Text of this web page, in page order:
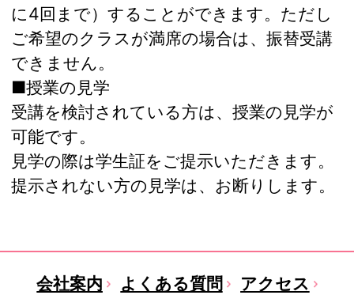
に4回まで）することができます。ただし
ご希望のクラスが満席の場合は、振替受講
できません。
■授業の見学
受講を検討されている方は、授業の見学が
可能です。
見学の際は学生証をご提示いただきます。
提示されない方の見学は、お断りします。
会社案内 よくある質問
アクセス